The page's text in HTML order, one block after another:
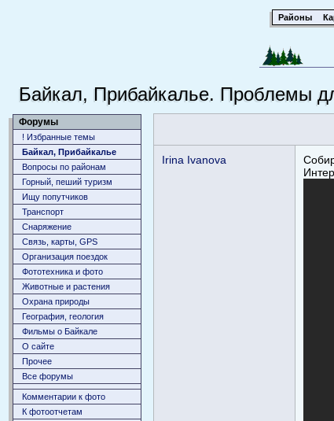
Районы
Байкал, Прибайкалье. Проблемы
Форумы
! Избранные темы
Байкал, Прибайкалье
Вопросы по районам
Горный, пеший туризм
Ищу попутчиков
Транспорт
Снаряжение
Связь, карты, GPS
Организация поездок
Фототехника и фото
Животныe и растения
Охрана природы
География, геология
Фильмы о Байкале
О сайте
Прочее
Все форумы
Комментарии к фото
К фотоотчетам
Irina Ivanova